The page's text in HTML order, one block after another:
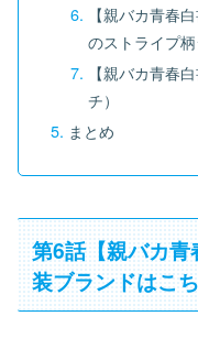
【親バカ青春
のストライプ柄
【親バカ青春
チ）
まとめ
第6話【親バカ
装ブランドはこ